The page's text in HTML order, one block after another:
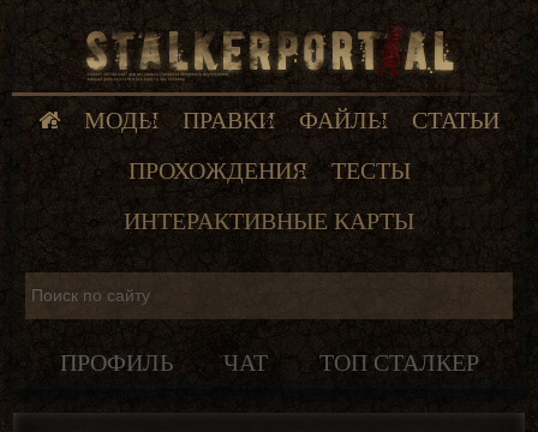
МОДЫ ПРАВКИ ФАЙЛЫ
СТАТЬИ
ПРОХОЖДЕНИЯ
ТЕСТЫ
ИНТЕРАКТИВНЫЕ КАРТЫ
ПРОФИЛЬ ЧАТ ТОП СТАЛКЕР